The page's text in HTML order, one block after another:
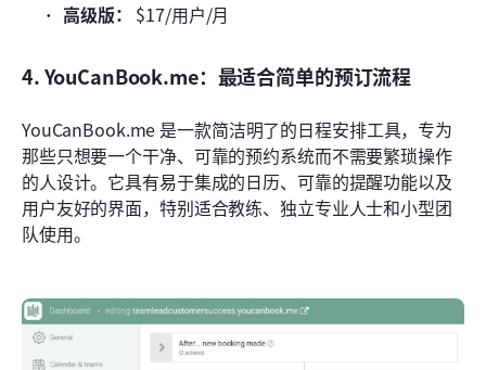
高级版： $17/用户/月
4. YouCanBook.me：最适合简单的预订流程
YouCanBook.me 是一款简洁明了的日程安排工具，专为
那些只想要一个干净、可靠的预约系统而不需要繁琐操作
的人设计。它具有易于集成的日历、可靠的提醒功能以及
用户友好的界面，特别适合教练、独立专业人士和小型团
队使用。